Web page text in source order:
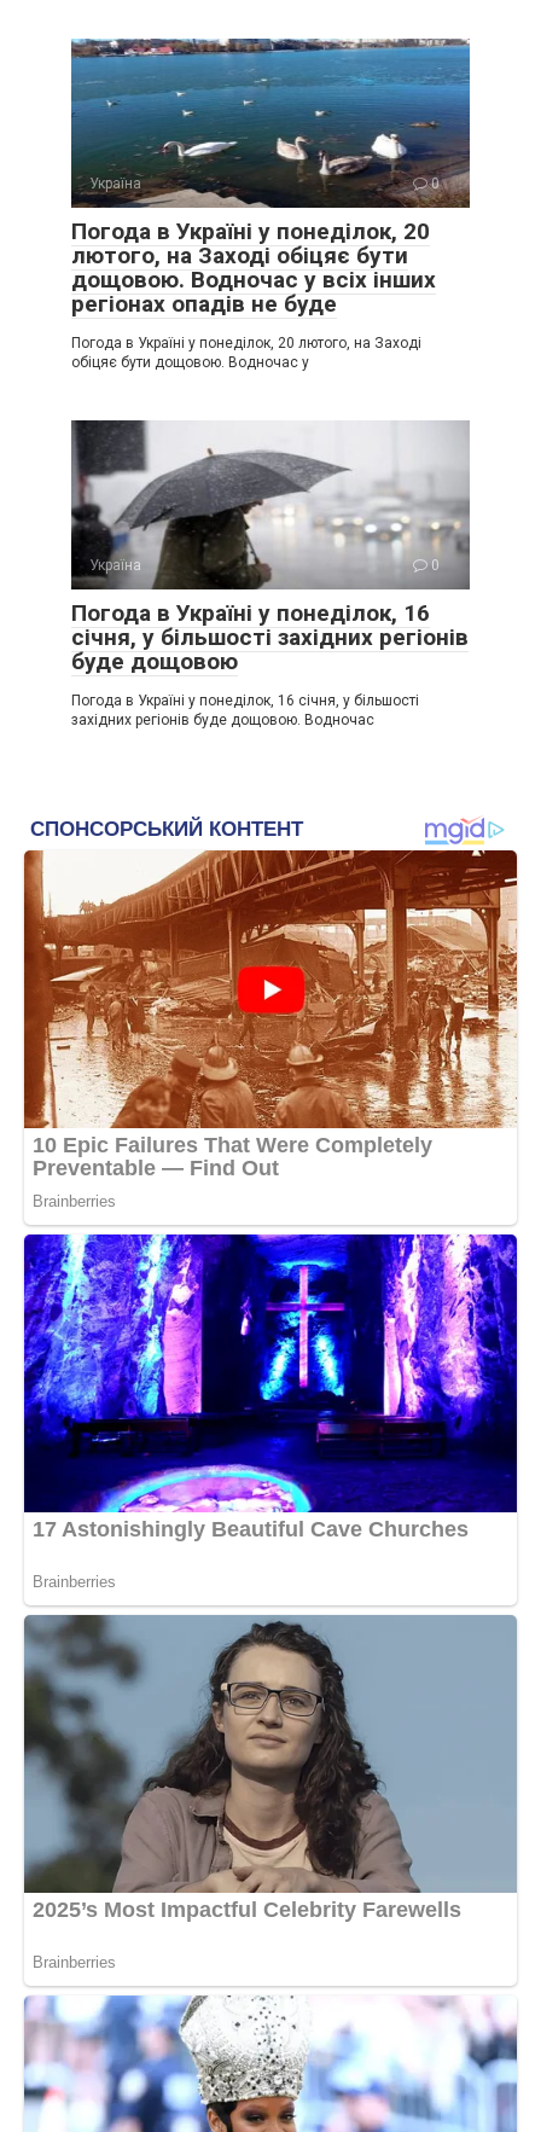
Україна 0
Погода в Україні у понеділок, 20
лютого, на Заході обіцяє бути
дощовою. Водночас у всіх інших
регіонах опадів не буде
Погода в Україні у понеділок, 20 лютого, на Заході
обіцяє бути дощовою. Водночас у
Україна 0
Погода в Україні у понеділок, 16
січня, у більшості західних регіонів
буде дощовою
Погода в Україні у понеділок, 16 січня, у більшості
західних регіонів буде дощовою. Водночас